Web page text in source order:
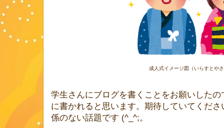
成人式イメージ図（いらすとや
学生さんにブログを書くことをお願いした
に書かれると思います。期待していてくだ
係のない話題です (^_^;。